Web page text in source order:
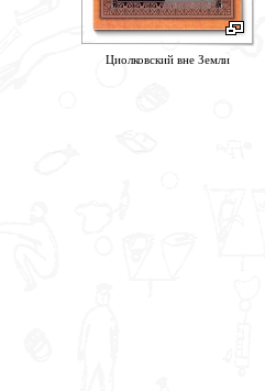
Циолковский вне Земли